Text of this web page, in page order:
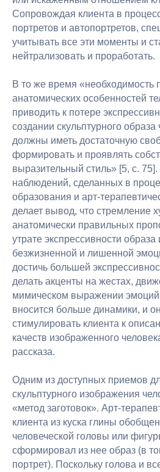
Сопровождая клиента в
портретов и автопортретов,
учитывать все эти моменты и
нейтрализовать и проработать.
В то же время «необходимость
анатомических особенностей
приводить к потере
создании скульптурного
должны иметь достаточную
формировать и проявлять
выразительный стиль» [5, с.
наблюдений, сделанных в
образования и арт-
делает вывод, что стремление
анатомически правильных
утрате экспрессивности образа
безжизненной и лишенной
достичь большей
делать акценты на жестах,
мимическом выражении эмоций.
вносится больше динамики, и
стимулировать клиента к
качеств изображенного
рассказа.
Одним из доступных приемов
скульптурного изображения
«метод заготовок». Арт-
клиента из куска глины
человеческой головы или
сформировал из нее образ (в
портрет). Поскольку голова и
© 2026 АНО ДПО «Академия искусств Игоря
Документы
Публичная
офертаПолитика
конфиденциальности
Сведения об образовательной
Мы в соцсетях
Публичная оферта
Политика конфиденциальности